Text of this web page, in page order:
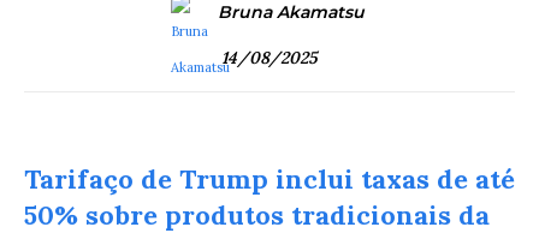
Bruna Akamatsu
14/08/2025
Tarifaço de Trump inclui taxas de até
50% sobre produtos tradicionais da